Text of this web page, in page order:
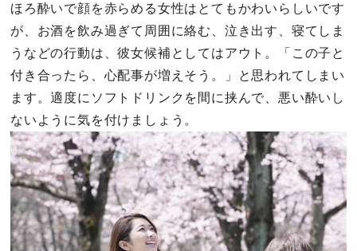
ほろ酔いで顔を赤らめる女性はとてもかわいらしいです
が、お酒を飲み過ぎて周囲に絡む、泣き出す、寝てしま
うなどの行動は、彼女候補としてはアウト。「この子と
付き合ったら、心配事が増えそう。」と思われてしまい
ます。適度にソフトドリンクを間に挟んで、悪い酔いし
ないように気を付けましょう。